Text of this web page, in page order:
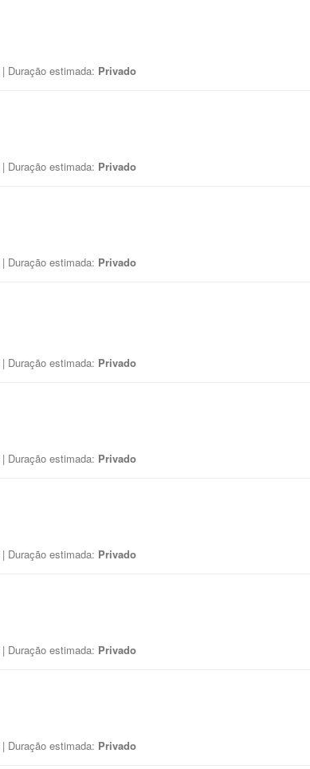
| Duração estimada: Privado
| Duração estimada: Privado
| Duração estimada: Privado
| Duração estimada: Privado
| Duração estimada: Privado
| Duração estimada: Privado
| Duração estimada: Privado
| Duração estimada: Privado